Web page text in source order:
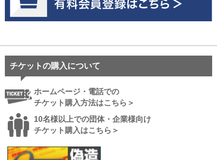
チケットの購入について
ホームページ・電話での
チケット購入方法はこちら＞
10名様以上での団体・企業様向け
チケット購入はこちら＞